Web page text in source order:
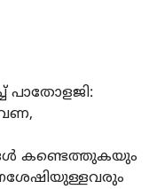
പാതോളജി:
കണ്ടെത്തുകയും